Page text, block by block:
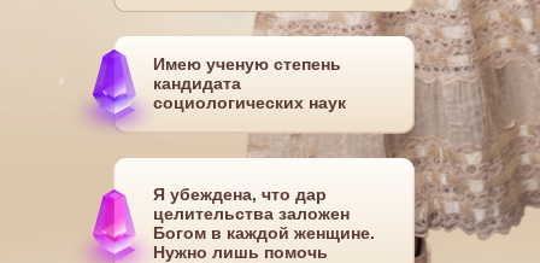
Имею ученую степень
кандидата
социологических наук
Я убеждена, что дар
целительства заложен
Богом в каждой женщине.
Нужно лишь помочь